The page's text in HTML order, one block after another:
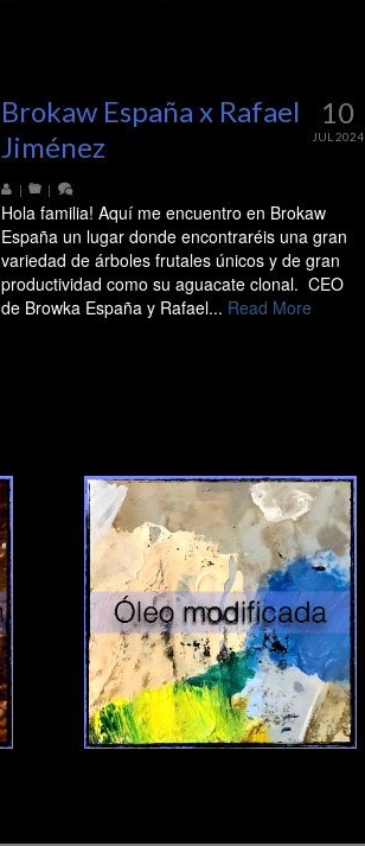
10
JUL 2024
Brokaw España x Rafael
Jiménez
| |
Hola familia! Aquí me encuentro en Brokaw
España un lugar donde encontraréis una gran
variedad de árboles frutales únicos y de gran
productividad como su aguacate clonal. CEO
de Browka España y Rafael... Read More